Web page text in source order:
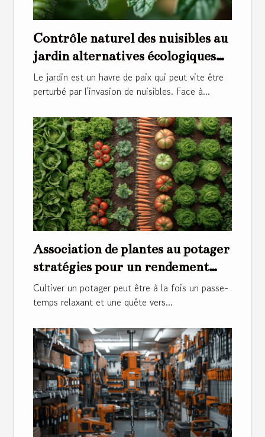
Contrôle naturel des nuisibles au
jardin alternatives écologiques
aux pesticides
Le jardin est un havre de paix qui peut vite être
perturbé par l'invasion de nuisibles. Face à...
Association de plantes au potager
stratégies pour un rendement
optimal
Cultiver un potager peut être à la fois un passe-
temps relaxant et une quête vers...